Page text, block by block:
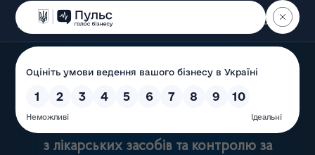
Пошук
Державна служба України
з лікарських засобів та контролю за